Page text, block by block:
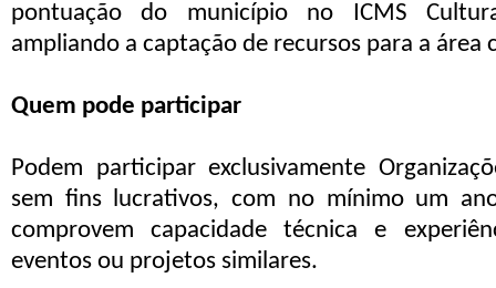
pontuação do município no ICMS
ampliando a captação de recursos para a área
Quem pode participar
Podem participar exclusivamente
sem fins lucrativos, com no mínimo um
comprovem capacidade técnica e
eventos ou projetos similares.